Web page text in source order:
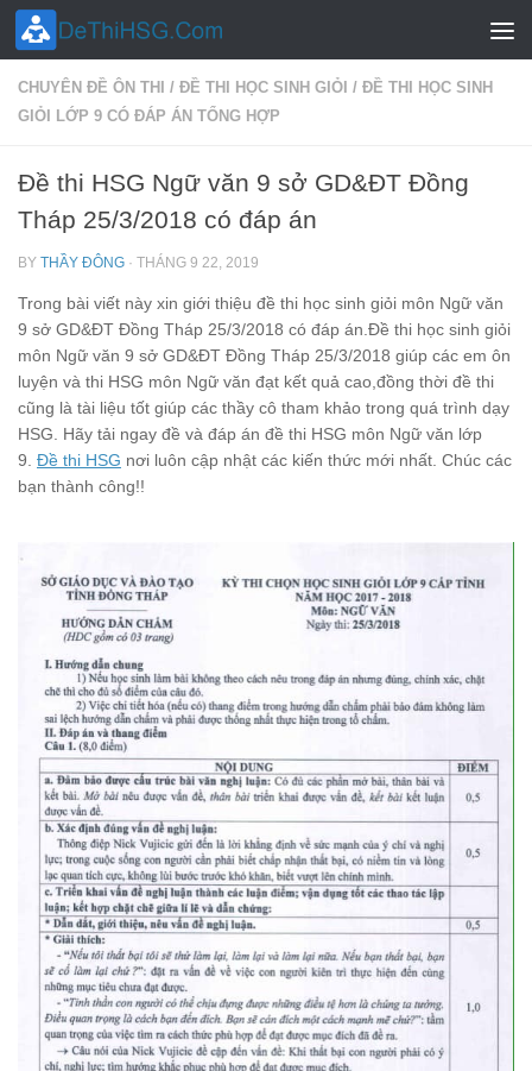
Skip to content
CHUYÊN ĐỀ ÔN THI / ĐỀ THI HỌC SINH GIỎI / ĐỀ THI HỌC SINH
GIỎI LỚP 9 CÓ ĐÁP ÁN TỔNG HỢP
Đề thi HSG Ngữ văn 9 sở GD&ĐT Đồng
Tháp 25/3/2018 có đáp án
BY THẦY ĐÔNG · THÁNG 9 22, 2019
Trong bài viết này xin giới thiệu đề thi học sinh giỏi môn Ngữ văn
9 sở GD&ĐT Đồng Tháp 25/3/2018 có đáp án.Đề thi học sinh giỏi
môn Ngữ văn 9 sở GD&ĐT Đồng Tháp 25/3/2018 giúp các em ôn
luyện và thi HSG môn Ngữ văn đạt kết quả cao,đồng thời đề thi
cũng là tài liệu tốt giúp các thầy cô tham khảo trong quá trình dạy
HSG. Hãy tải ngay đề và đáp án đề thi HSG môn Ngữ văn lớp
9. Đề thi HSG nơi luôn cập nhật các kiến thức mới nhất. Chúc các
bạn thành công!!